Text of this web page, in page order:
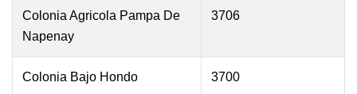
Colonia Agricola Pampa De
Napenay
3706
Colonia Bajo Hondo 3700